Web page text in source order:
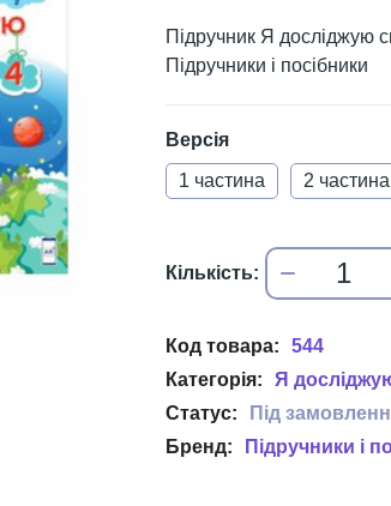
Підручник Я досліджую
Підручники і посібники
Версія
1 частина
2 частина
544
Я
Підручники і